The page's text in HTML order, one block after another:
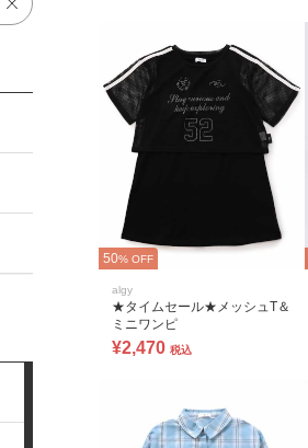
50% OFF
algy
★タイムセール★メッシュT＆
ミニワンピ
¥2,470 税込